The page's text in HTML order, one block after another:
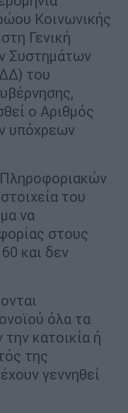
Κοινωνικής
Γενική
Συστημάτων
του
ο Αριθμός
υπόχρεων
Πληροφοριακών
του
να
στους
και δεν
όλα τα
κατοικία ή
της
γεννηθεί